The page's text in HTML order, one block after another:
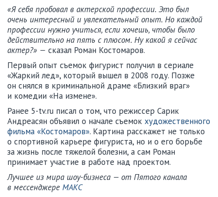
«Я себя пробовал в актерской профессии. Это был
очень интересный и увлекательный опыт. Но каждой
профессии нужно учиться, если хочешь, чтобы было
действительно на пять с плюсом. Ну какой я сейчас
актер?» — сказал Роман Костомаров.
Первый опыт съемок фигурист получил в сериале
«Жаркий лед», который вышел в 2008 году. Позже
он снялся в криминальной драме «Близкий враг»
и комедии «На измене».
Ранее 5-tv.ru писал о том, что режиссер Сарик
Андреасян объявил о начале съемок художественного
фильма «Костомаров». Картина расскажет не только
о спортивной карьере фигуриста, но и о его борьбе
за жизнь после тяжелой болезни, а сам Роман
принимает участие в работе над проектом.
Лучшее из мира шоу-бизнеса — от Пятого канала
в мессенджере МАКС